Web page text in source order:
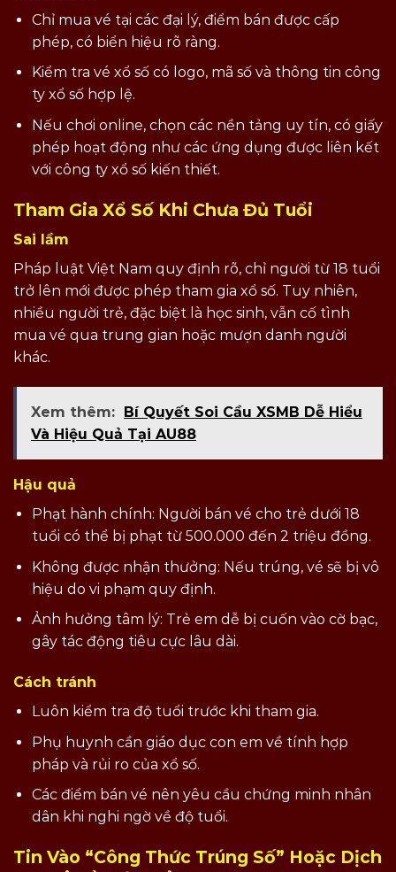
Chỉ mua vé tại các đại lý, điểm bán được cấp
phép, có biển hiệu rõ ràng.
Kiểm tra vé xổ số có logo, mã số và thông tin công
ty xổ số hợp lệ.
Nếu chơi online, chọn các nền tảng uy tín, có giấy
phép hoạt động như các ứng dụng được liên kết
với công ty xổ số kiến thiết.
Tham Gia Xổ Số Khi Chưa Đủ Tuổi
Sai lầm
Pháp luật Việt Nam quy định rõ, chỉ người từ 18 tuổi
trở lên mới được phép tham gia xổ số. Tuy nhiên,
nhiều người trẻ, đặc biệt là học sinh, vẫn cố tình
mua vé qua trung gian hoặc mượn danh người
khác.
Xem thêm:
Bí Quyết Soi Cầu XSMB Dễ Hiểu
Và Hiệu Quả Tại AU88
Hậu quả
Phạt hành chính: Người bán vé cho trẻ dưới 18
tuổi có thể bị phạt từ 500.000 đến 2 triệu đồng.
Không được nhận thưởng: Nếu trúng, vé sẽ bị vô
hiệu do vi phạm quy định.
Ảnh hưởng tâm lý: Trẻ em dễ bị cuốn vào cờ bạc,
gây tác động tiêu cực lâu dài.
Cách tránh
Luôn kiểm tra độ tuổi trước khi tham gia.
Phụ huynh cần giáo dục con em về tính hợp
pháp và rủi ro của xổ số.
Các điểm bán vé nên yêu cầu chứng minh nhân
dân khi nghi ngờ về độ tuổi.
Tin Vào “Công Thức Trúng Số” Hoặc Dịch